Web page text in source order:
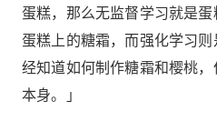
蛋糕，那么无监督学习就是
蛋糕上的糖霜，而强化学习
经知道如何制作糖霜和樱桃
本身。」